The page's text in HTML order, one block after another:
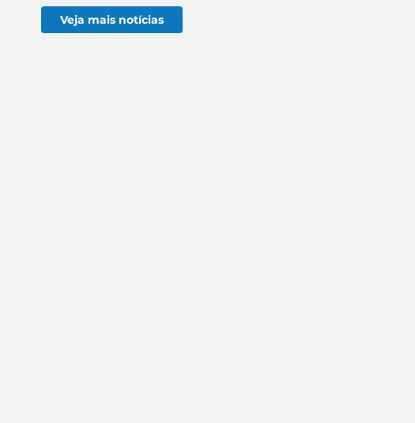
Veja mais notícias